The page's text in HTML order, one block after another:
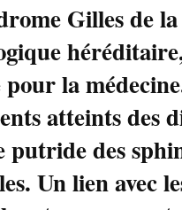
Gilles de
pour la
atteints des
putride des
Un lien avec